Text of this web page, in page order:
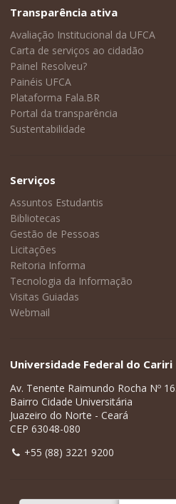
Transparência ativa
Avaliação Institucional da UFCA
Carta de serviços ao cidadão
Painel Resolveu?
Painéis UFCA
Plataforma Fala.BR
Portal da transparência
Sustentabilidade
Serviços
Assuntos Estudantis
Bibliotecas
Gestão de Pessoas
Licitações
Reitoria Informa
Tecnologia da Informação
Visitas Guiadas
Webmail
Universidade Federal do Cariri
Av. Tenente Raimundo Rocha Nº
Bairro Cidade Universitária
Juazeiro do Norte - Ceará
CEP 63048-080
+55 (88) 3221 9200